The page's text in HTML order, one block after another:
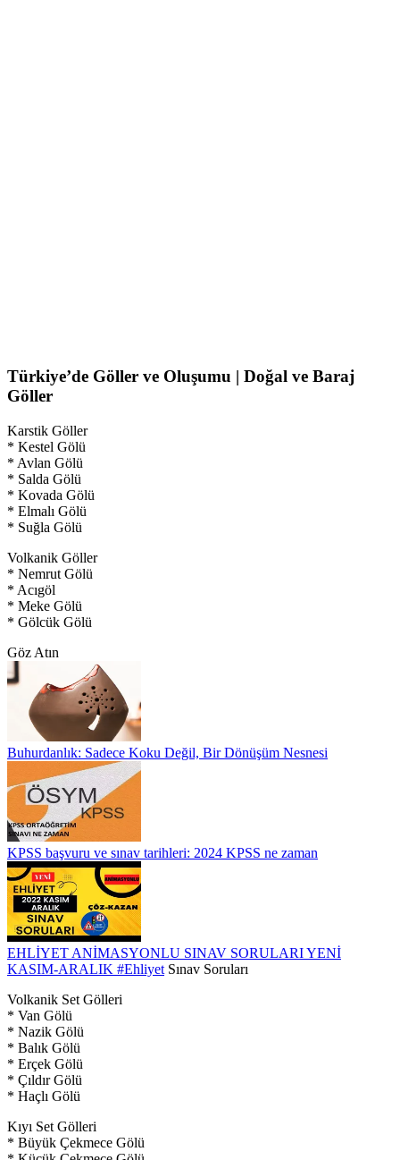
Türkiye’de Göller ve Oluşumu | Doğal ve Baraj
Göller
Karstik Göller
* Kestel Gölü
* Avlan Gölü
* Salda Gölü
* Kovada Gölü
* Elmalı Gölü
* Suğla Gölü
Volkanik Göller
* Nemrut Gölü
* Acıgöl
* Meke Gölü
* Gölcük Gölü
Göz Atın
Buhurdanlık: Sadece Koku Değil, Bir Dönüşüm Nesnesi
KPSS başvuru ve sınav tarihleri: 2024 KPSS ne zaman
EHLİYET ANİMASYONLU SINAV SORULARI YENİ
KASIM-ARALIK #Ehliyet Sınav Soruları
Volkanik Set Gölleri
* Van Gölü
* Nazik Gölü
* Balık Gölü
* Erçek Gölü
* Çıldır Gölü
* Haçlı Gölü
Kıyı Set Gölleri
* Büyük Çekmece Gölü